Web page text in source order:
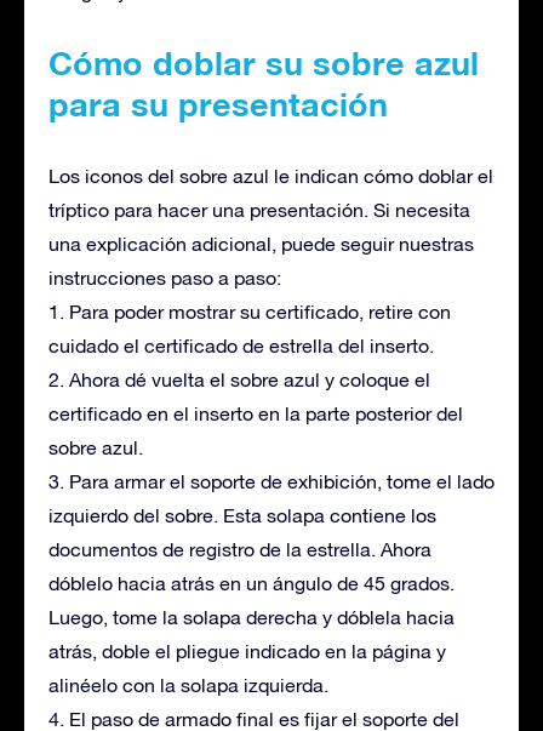
Cómo doblar su sobre azul
para su presentación
Los iconos del sobre azul le indican cómo doblar el
tríptico para hacer una presentación. Si necesita
una explicación adicional, puede seguir nuestras
instrucciones paso a paso:
1. Para poder mostrar su certificado, retire con
cuidado el certificado de estrella del inserto.
2. Ahora dé vuelta el sobre azul y coloque el
certificado en el inserto en la parte posterior del
sobre azul.
3. Para armar el soporte de exhibición, tome el lado
izquierdo del sobre. Esta solapa contiene los
documentos de registro de la estrella. Ahora
dóblelo hacia atrás en un ángulo de 45 grados.
Luego, tome la solapa derecha y dóblela hacia
atrás, doble el pliegue indicado en la página y
alinéelo con la solapa izquierda.
4. El paso de armado final es fijar el soporte del